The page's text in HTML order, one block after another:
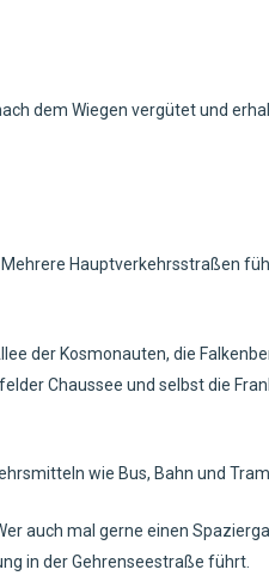
dem Wiegen vergütet und
Hauptverkehrsstraßen
der Kosmonauten, die
Chaussee und selbst die
wie Bus, Bahn und Tram.
auch mal gerne einen
in der Gehrenseestraße führt.